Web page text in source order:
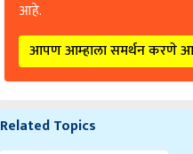
आहे.
आपण आम्हाला समर्थन करणे
Related Topics